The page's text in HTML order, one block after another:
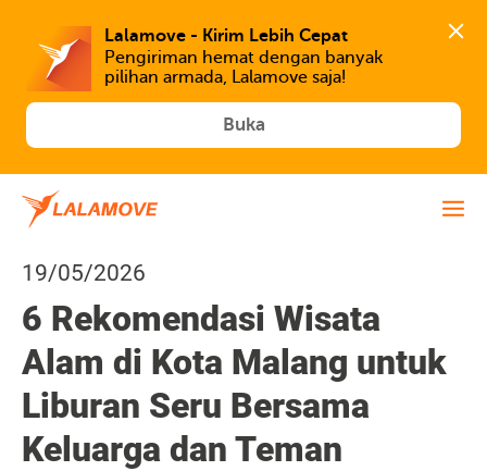
Lalamove - Kirim Lebih Cepat
Pengiriman hemat dengan banyak
Buka
19/05/2026
6 Rekomendasi Wisata
Alam di Kota Malang untuk
Liburan Seru Bersama
Keluarga dan Teman